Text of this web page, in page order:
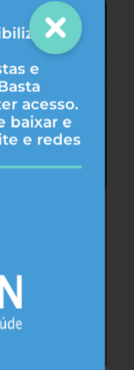
e
acesso.
baixar e
e redes